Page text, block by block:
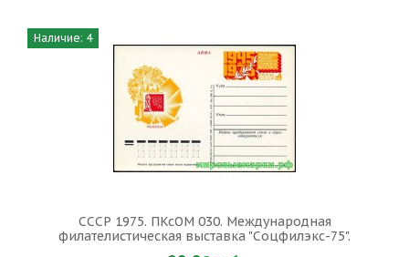
Наличие: 4
СССР 1975. ПКсОМ 030. Международная
филателистическая выставка "Соцфилэкс-75".